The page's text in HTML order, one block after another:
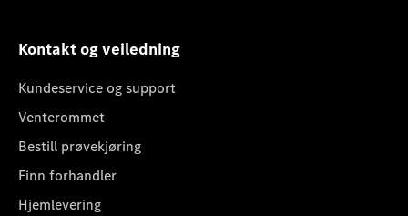
Kontakt og veiledning
Kundeservice og support
Venterommet
Bestill prøvekjøring
Finn forhandler
Hjemlevering